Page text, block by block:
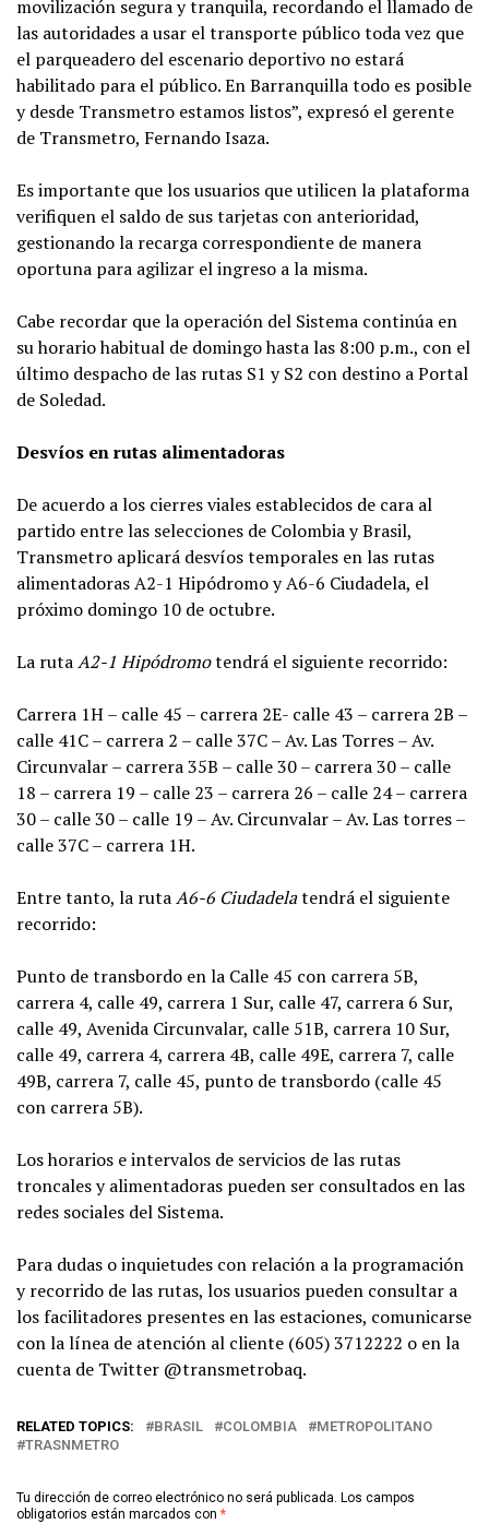
movilización segura y tranquila, recordando el llamado de
las autoridades a usar el transporte público toda vez que
el parqueadero del escenario deportivo no estará
habilitado para el público. En Barranquilla todo es posible
y desde Transmetro estamos listos”, expresó el gerente
de Transmetro, Fernando Isaza.
Es importante que los usuarios que utilicen la plataforma
verifiquen el saldo de sus tarjetas con anterioridad,
gestionando la recarga correspondiente de manera
oportuna para agilizar el ingreso a la misma.
Cabe recordar que la operación del Sistema continúa en
su horario habitual de domingo hasta las 8:00 p.m., con el
último despacho de las rutas S1 y S2 con destino a Portal
de Soledad.
Desvíos en rutas alimentadoras
De acuerdo a los cierres viales establecidos de cara al
partido entre las selecciones de Colombia y Brasil,
Transmetro aplicará desvíos temporales en las rutas
alimentadoras A2-1 Hipódromo y A6-6 Ciudadela, el
próximo domingo 10 de octubre.
La rutaA2-1 Hipódromotendrá el siguiente recorrido:
Carrera 1H – calle 45 – carrera 2E- calle 43 – carrera 2B –
calle 41C – carrera 2 – calle 37C – Av. Las Torres – Av.
Circunvalar – carrera 35B – calle 30 – carrera 30 – calle
18 – carrera 19 – calle 23 – carrera 26 – calle 24 – carrera
30 – calle 30 – calle 19 – Av. Circunvalar – Av. Las torres –
calle 37C – carrera 1H.
Entre tanto, la rutaA6-6 Ciudadelatendrá el siguiente
recorrido:
Punto de transbordo en la Calle 45 con carrera 5B,
carrera 4, calle 49, carrera 1 Sur, calle 47, carrera 6 Sur,
calle 49, Avenida Circunvalar, calle 51B, carrera 10 Sur,
calle 49, carrera 4, carrera 4B, calle 49E, carrera 7, calle
49B, carrera 7, calle 45, punto de transbordo (calle 45
con carrera 5B).
Los horarios e intervalos de servicios de las rutas
troncales y alimentadoras pueden ser consultados en las
redes sociales del Sistema.
Para dudas o inquietudes con relación a la programación
y recorrido de las rutas, los usuarios pueden consultar a
los facilitadores presentes en las estaciones, comunicarse
con la línea de atención al cliente (605) 3712222 o en la
cuenta de Twitter @transmetrobaq.
RELATED TOPICS: BRASIL COLOMBIA
METROPOLITANO
TRASNMETRO
Tu dirección de correo electrónico no será publicada. Los campos
obligatorios están marcados con *